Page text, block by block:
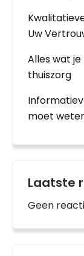
Uw
Alles wat
thuiszorg
moet
Laatste
Geen